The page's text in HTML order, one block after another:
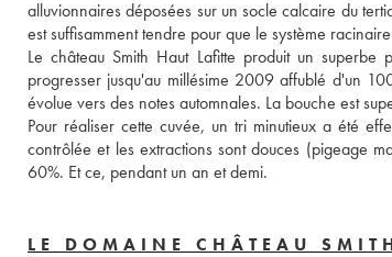
alluvionnaires déposées sur un socle calcaire du
Le château Smith Haut Lafitte produit un
progresser jusqu'au millésime 2009 affublé d'un
évolue vers des notes automnales. La bouche est
Pour réaliser cette cuvée, un tri minutieux a été
contrôlée et les extractions sont douces (pigeage
60%. Et ce, pendant un an et demi.
LE DOMAINE CHÂTEAU